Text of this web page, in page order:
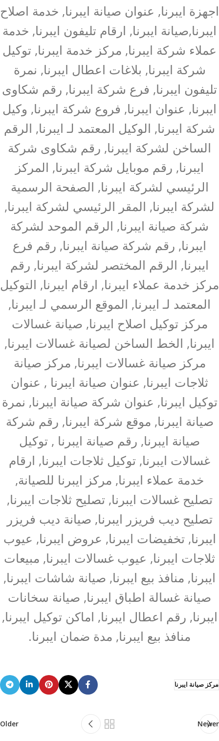
اجهزة ايبرنا, عنوان صيانة ايبرنا, خدمة اصلاح
ايبرنا,صيانة ايبرنا, ارقام تليفون ايبرنا, خدمة
عملاء شركة ايبرنا, مركز خدمة ايبرنا, توكيل
شركة ايبرنا, بلاغات اعطال ايبرنا, نمرة
تليفون ايبرنا, فرع شركة ايبرنا, رقم شكاوى
ايبرنا, عنوان ايبرنا, فروع شركة ايبرنا, وكيل
شركة ايبرنا, الوكيل المعتمد لـ ايبرنا, الرقم
الساخن لشركة ايبرنا, رقم شكاوى شركة
ايبرنا, رقم موبايل شركة ايبرنا, المركز
الرئيسي لشركة ايبرنا, الصفحة الرسمية
لشركة ايبرنا, المقر الرئيسي لشركة ايبرنا,
شركة صيانة ايبرنا, الرقم الموحد لشركة
ايبرنا, رقم شركة صيانة ايبرنا, رقم فرع
ايبرنا, الرقم المختصر لشركة ايبرنا, رقم
مركز خدمة عملاء ايبرنا, ارقام ايبرنا, التوكيل
المعتمد لـ ايبرنا, الموقع الرسمي لـ ايبرنا,
مركز توكيل اصلاح ايبرنا, صيانة غسالات
ايبرنا, الخط الساخن لصيانة غسالات ايبرنا,
مركز صيانة غسالات ايبرنا, مركز صيانة
ثلاجات ايبرنا, عنوان صيانة ايبرنا , عنوان
توكيل ايبرنا, عنوان شركة صيانة ايبرنا, نمرة
صيانة ايبرنا, موقع شركة ايبرنا, رقم شركة
صيانة ايبرنا, رقم صيانة ايبرنا , توكيل
غسالات ايبرنا, توكيل ثلاجات ايبرنا, ارقام
خدمة عملاء ايبرنا, مركز ايبرنا للصيانة,
تصليح غسالات ايبرنا, تصليح ثلاجات ايبرنا,
تصليح ديب فريزر ايبرنا, صيانة ديب فريزر
ايبرنا, تخفيضات ايبرنا, عروض ايبرنا, عيوب
ثلاجات ايبرنا, عيوب غسالات ايبرنا, مبيعات
ايبرنا, منافذ بيع ايبرنا, صيانة شاشات ايبرنا,
صيانة غسالة اطباق ايبرنا, صيانة سخانات
ايبرنا, رقم اعطال ايبرنا, اماكن توكيل ايبرنا,
منافذ بيع ايبرنا, مدة ضمان ايبرنا.
مركز صيانة ايبرنا
Newer
Older